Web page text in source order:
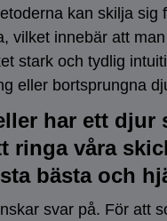
kan skilja
vilket innebär att
stark och tydlig
eller bortsprungna
har ett
ringa våra
bästa och
svar på. För att